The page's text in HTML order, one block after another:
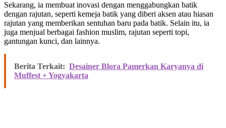
Sekarang, ia membuat inovasi dengan menggabungkan batik
dengan rajutan, seperti kemeja batik yang diberi aksen atau hiasan
rajutan yang memberikan sentuhan baru pada batik. Selain itu, ia
juga menjual berbagai fashion muslim, rajutan seperti topi,
gantungan kunci, dan lainnya.
Berita Terkait: Desainer Blora Pamerkan Karyanya di
Muffest + Yogyakarta